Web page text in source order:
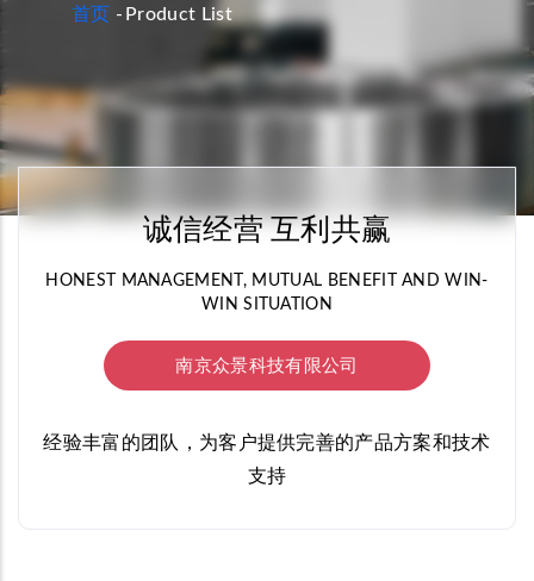
面
屑
首页 - Product List
诚信经营 互利共赢
HONEST MANAGEMENT, MUTUAL BENEFIT AND WIN-
WIN SITUATION
南京众景科技有限公司
经验丰富的团队，为客户提供完善的产品方案和技术
支持